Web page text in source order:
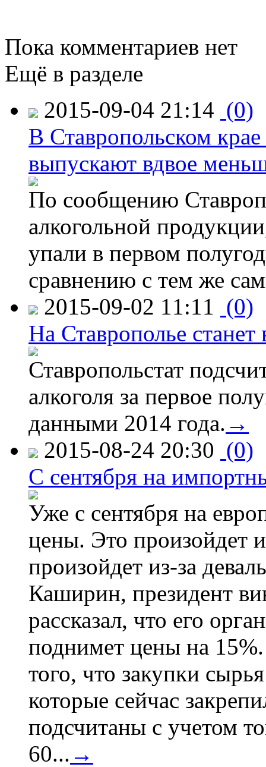
Пока комментариев нет
Ещё в разделе
2015-09-04 21:14 (0)
В Ставропольском
выпускают вдвое
По сообщению
алкогольной
упали в первом
сравнению с тем же
2015-09-02 11:11 (0)
На Ставрополье
Ставропольстат
алкоголя за первое
данными 2014 года. →
2015-08-24 20:30 (0)
C сентября на
Уже с сентября на
цены. Это произойдет
произойдет из-за
Каширин, президент
рассказал, что его
поднимет цены на
того, что закупки
которые сейчас
подсчитаны с учетом
60... →